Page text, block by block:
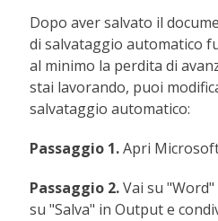
Dopo aver salvato il
di salvataggio automatico
al minimo la perdita di
stai lavorando, puoi
salvataggio automatico:
Passaggio 1.Apri
Passaggio 2.Vai su
su "Salva" in Output e